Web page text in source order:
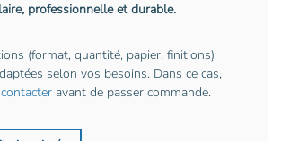
professionnelle et durable.
(format, quantité, papier, finitions)
selon vos besoins. Dans ce cas,
avant de passer commande.